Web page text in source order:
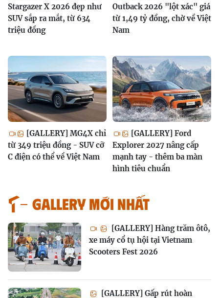
Stargazer X 2026 đẹp như
SUV sắp ra mắt, từ 634
triệu đồng
Outback 2026 "lột xác" giá
từ 1,49 tỷ đồng, chờ về Việt
Nam
[GALLERY] MG4X chỉ
từ 349 triệu đồng - SUV cỡ
C điện có thể về Việt Nam
[GALLERY] Ford
Explorer 2027 nâng cấp
mạnh tay - thêm ba màn
hình tiêu chuẩn
GALLERY MỚI NHẤT
[GALLERY] Hàng trăm ôtô,
xe máy cổ tụ hội tại Vietnam
Scooters Fest 2026
[GALLERY] Gấp rút hoàn